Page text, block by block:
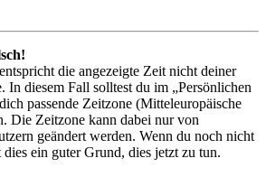
die angezeigte Zeit nicht deiner
In diesem Fall solltest du im „Persönlichen
passende Zeitzone (Mitteleuropäische
Die Zeitzone kann dabei nur von
geändert werden. Wenn du noch nicht
ein guter Grund, dies jetzt zu tun.